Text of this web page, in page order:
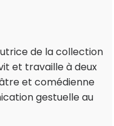
de la collection
et travaille à deux
et comédienne
gestuelle au